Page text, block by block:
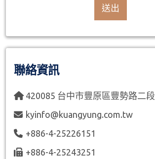
送出
聯絡資訊
420085 台中市豐原區豐勢路二
kyinfo@kuangyung.com.tw
+886-4-25226151
+886-4-25243251